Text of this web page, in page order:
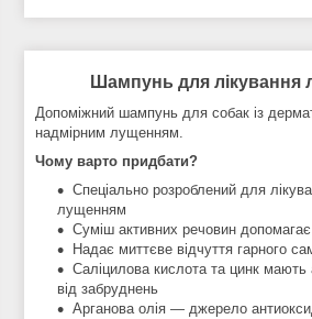
Шампунь для лікування
Допоміжний шампунь для собак із
надмірним лущенням.
Чому варто придбати?
Спеціально розроблений для
лущенням
Суміш активних речовин допомагає
Надає миттєве відчуття гарного
Саліцилова кислота та цинк мають
від забруднень
Арганова олія — джерело